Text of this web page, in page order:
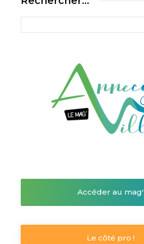
Accéder au mag'
Le côté pro !